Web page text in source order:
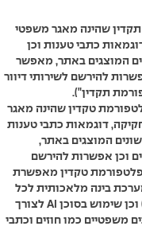
שהינה מאגר משפטי
כתבי טענות וכן
המוצגים באתר, מאפשר
להירשם לשירותי דיוור
תקדין").
טקדין שהינה מאגר
דוגמאות כתבי טענות
המוצגים באתר,
וכן אפשרות להירשם
פלטפורמת טקדין מאפשרת
בינה מלאכותית לכל
חומרי המאגר המקוון ("סוכן AI") וכן שימוש בסוכן AI לצורך
משפטיים כמו חוזים וכתבי